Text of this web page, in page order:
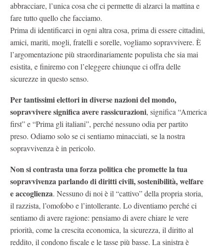
abbracciare, l’unica cosa che ci permette di alzarci la mattina e
fare tutto quello che facciamo.
Prima di identificarci in ogni altra cosa, prima di essere cittadini,
amici, mariti, mogli, fratelli e sorelle, vogliamo sopravvivere. È
l’argomentazione più straordinariamente populista che sia mai
esistita, e finiremo con l’eleggere chiunque ci offra delle
sicurezze in questo senso.
Per tantissimi elettori in diverse nazioni del mondo,
sopravvivere significa avere rassicurazioni, significa “America
first” e “Prima gli italiani”, perché nessuno odia per partito
preso. Odiamo solo se ci sentiamo minacciati, se la nostra
sopravvivenza è in pericolo.
Non si contrasta una forza politica che promette la tua
sopravvivenza parlando di diritti civili, sostenibilità, welfare
e accoglienza. Nessuno di noi è il “cattivo” della propria storia,
il razzista, l’omofobo e l’intollerante. Lo diventiamo perché ci
sentiamo di avere ragione: pensiamo di avere chiare le vere
priorità, come la crescita economica, la sicurezza, il diritto al
reddito, il condono fiscale e le tasse più basse. La sinistra è